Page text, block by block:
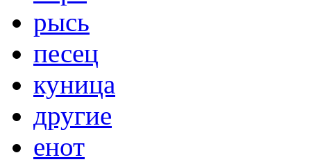
рысь
песец
куница
другие
енот